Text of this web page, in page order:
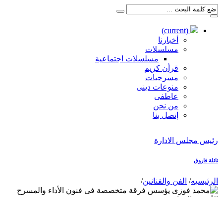
(current)
أخبارنا
مسلسلات
مسلسلات اجتماعية
قرأن كريم
مسرحيات
منوعات دينى
عاطفى
من نحن
إتصل بنا
رئيس مجلس الادارة
نائلة فاروق
الرئيسيه/ الفن والفنانين/